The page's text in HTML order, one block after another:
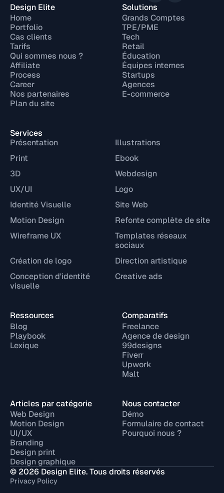
Design Elite
Home
Portfolio
Cas clients
Tarifs
Qui sommes nous ?
Affiliate
Process
Career
Nos partenaires
Plan du site
Services
Présentation
Illustrations
Print
Ebook
3D
Webdesign
UX/UI
Logo
Identité Visuelle
Site Web
Motion Design
Refonte complète de site
Wireframe UX
Templates réseaux
sociaux
Création de logo
Direction artistique
Conception d'identité
visuelle
Creative ads
Solutions
Grands Comptes
TPE/PME
Tech
Retail
Éducation
Équipes internes
Startups
Agences
E-commerce
Ressources
Blog
Playbook
Lexique
Comparatifs
Freelance
Agence de design
99designs
Fiverr
Upwork
Malt
Articles par catégorie
Web Design
Motion Design
UI/UX
Branding
Design print
Design graphique
Nous contacter
Démo
Formulaire de contact
Pourquoi nous ?
© 2026 Design Elite. Tous droits réservés
Privacy Policy